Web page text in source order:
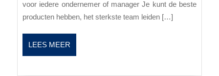
of
managers
voor iedere ondernemer of manager Je kunt de beste
producten hebben, het sterkste team leiden […]
LEES MEER
MEER